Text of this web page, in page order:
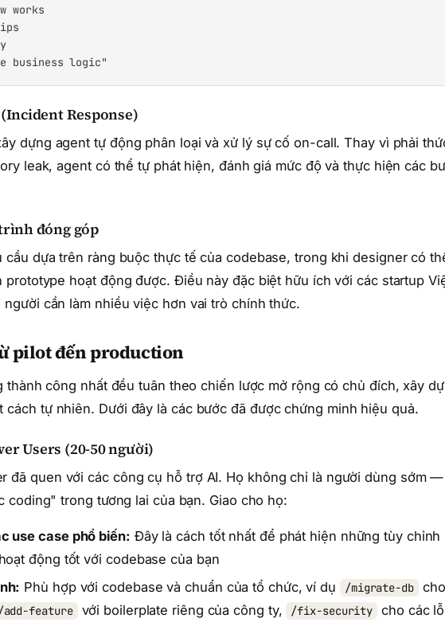
works
business logic"
Response)
dựng agent tự động phân loại và xử lý sự cố on-call. Thay vì phải
leak, agent có thể tự phát hiện, đánh giá mức độ và thực hiện các
đóng góp
dựa trên ràng buộc thực tế của codebase, trong khi designer có
prototype hoạt động được. Điều này đặc biệt hữu ích với các startup
cần làm nhiều việc hơn vai trò chính thức.
pilot đến production
thành công nhất đều tuân theo chiến lược mở rộng có chủ đích, xây
tự nhiên. Dưới đây là các bước đã được chứng minh hiệu quả.
Users (20-50 người)
đã quen với các công cụ hỗ trợ AI. Họ không chỉ là người dùng sớm —
coding" trong tương lai của bạn. Giao cho họ:
use case phổ biến: Đây là cách tốt nhất để phát hiện những tùy chỉnh
động tốt với codebase của bạn
Phù hợp với codebase và chuẩn của tổ chức, ví dụ /migrate-db
cho
add-feature với boilerplate riêng của công ty, /fix-security
cho các lỗ